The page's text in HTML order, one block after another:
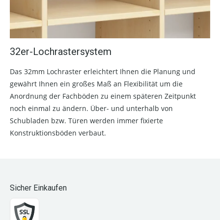
32er-Lochrastersystem
Das 32mm Lochraster erleichtert Ihnen die Planung und
gewährt Ihnen ein großes Maß an Flexibilität um die
Anordnung der Fachböden zu einem späteren Zeitpunkt
noch einmal zu ändern. Über- und unterhalb von
Schubladen bzw. Türen werden immer fixierte
Konstruktionsböden verbaut.
Sicher Einkaufen